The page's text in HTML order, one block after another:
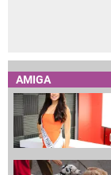
AMIGA